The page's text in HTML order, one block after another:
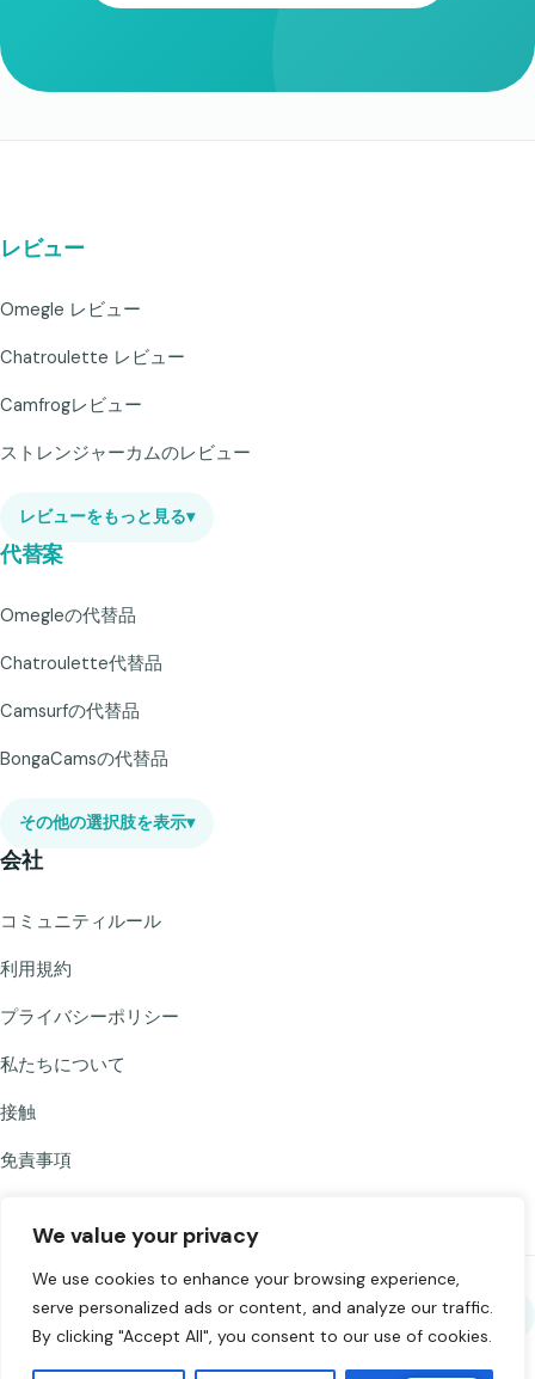
We value your privacy
We use cookies to enhance your browsing experience,
serve personalized ads or content, and analyze our traffic.
By clicking "Accept All", you consent to our use of cookies.
レビュー
Omegle レビュー
Chatroulette レビュー
Camfrogレビュー
ストレンジャーカムのレビュー
レビューをもっと見る▾
代替案
Omegleの代替品
Chatroulette代替品
Camsurfの代替品
BongaCamsの代替品
その他の選択肢を表示▾
会社
コミュニティルール
利用規約
プライバシーポリシー
私たちについて
接触
免責事項
シェア Chat to Strangers
2026Chat to Strangers — 愛を込めて作りました 。責任あるチャット